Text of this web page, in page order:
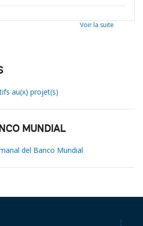
Voir la suite
au(x) projet(s)
MUNDIAL
del Banco Mundial